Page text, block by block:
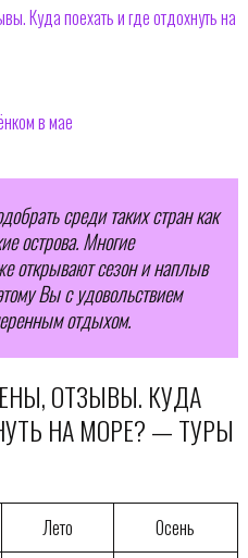
Куда поехать и где отдохнуть на
в мае
среди таких стран как
острова. Многие
открывают сезон и наплыв
Вы с удовольствием
отдыхом.
ОТЗЫВЫ. КУДА
НА МОРЕ? — ТУРЫ
Лето
Осень